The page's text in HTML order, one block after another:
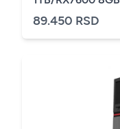
89.450 RSD